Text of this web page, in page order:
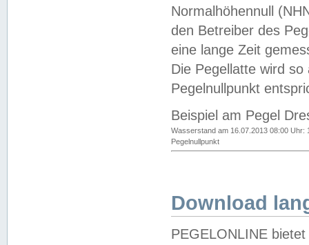
Normalhöhennull
den Betreiber des
eine lange Zeit
Die Pegellatte wird
Pegelnullpunkt
Beispiel am Pegel
Wasserstand am 16.07.2013 08:00 Uhr:
Pegelnullpunkt
Download
PEGELONLINE